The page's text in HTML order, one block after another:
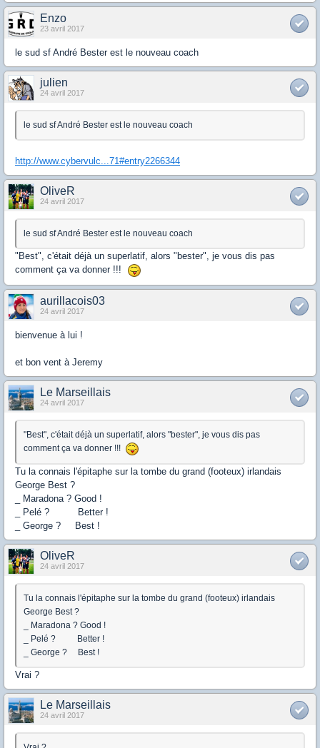
Enzo
23 avril 2017
le sud sf André Bester est le nouveau coach
julien
24 avril 2017
le sud sf André Bester est le nouveau coach
http://www.cybervulc...71#entry2266344
OliveR
24 avril 2017
le sud sf André Bester est le nouveau coach
"Best", c'était déjà un superlatif, alors "bester", je vous dis pas
comment ça va donner !!!
aurillacois03
24 avril 2017
bienvenue à lui !
et bon vent à Jeremy
Le Marseillais
24 avril 2017
"Best", c'était déjà un superlatif, alors "bester", je vous dis pas
comment ça va donner !!!
Tu la connais l'épitaphe sur la tombe du grand (footeux) irlandais
George Best ?
_ Maradona ? Good !
_ Pelé ? Better !
_ George ? Best !
OliveR
24 avril 2017
Tu la connais l'épitaphe sur la tombe du grand (footeux) irlandais
George Best ?
_ Maradona ? Good !
_ Pelé ? Better !
_ George ? Best !
Vrai ?
Le Marseillais
24 avril 2017